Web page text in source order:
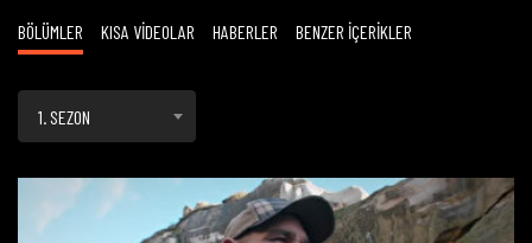
BÖLÜMLER KISA VİDEOLAR HABERLER BENZER İÇERİKLER
1. SEZON